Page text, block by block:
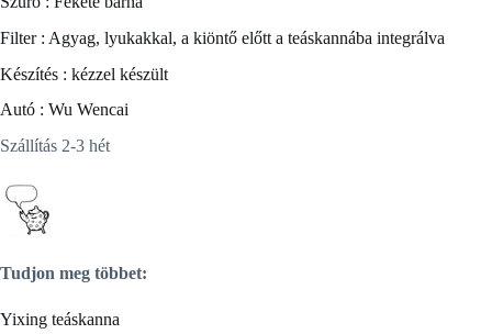
Filter : Agyag, lyukakkal, a kiöntő előtt a teáskannába integrálva
Készítés : kézzel készült
Autó : Wu Wencai
Szállítás 2-3 hét
Tudjon meg többet:
Yixing teáskanna